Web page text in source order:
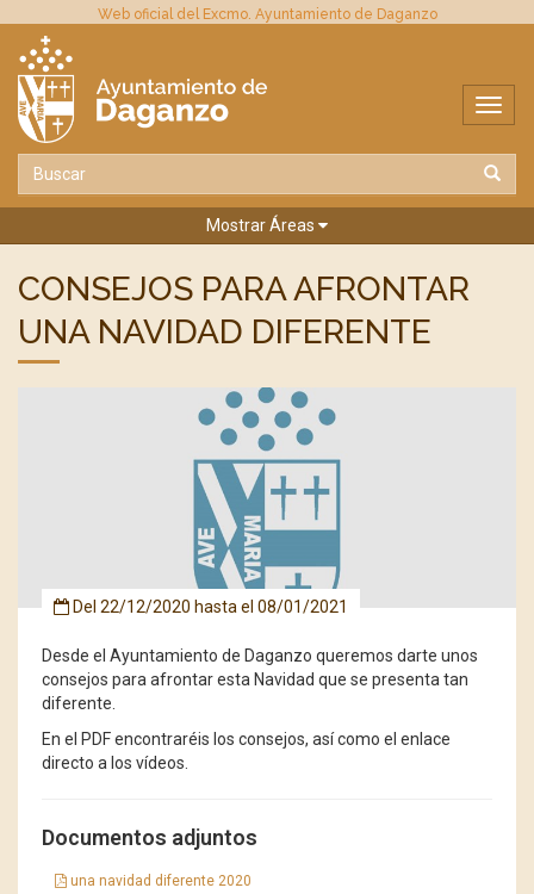
Web oficial del Excmo. Ayuntamiento de Daganzo
Mostrar Áreas
CONSEJOS PARA AFRONTAR
UNA NAVIDAD DIFERENTE
Del 22/12/2020 hasta el 08/01/2021
Desde el Ayuntamiento de Daganzo queremos darte unos
consejos para afrontar esta Navidad que se presenta tan
diferente.
En el PDF encontraréis los consejos, así como el enlace
directo a los vídeos.
Documentos adjuntos
una navidad diferente 2020